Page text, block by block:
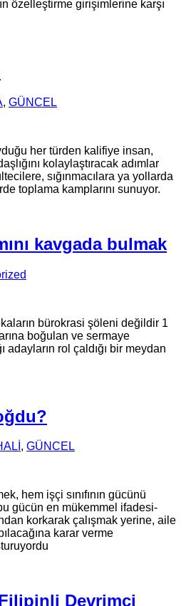
özelleştirme girişimlerine karşı
, GÜNCEL
her türden kalifiye insan,
kolaylaştıracak adımlar
sığınmacılara ya yollarda
toplama kamplarını sunuyor.
kavgada bulmak
bürokrasi şöleni değildir 1
boğulan ve sermaye
adayların rol çaldığı bir meydan
, GÜNCEL
hem işçi sınıfının gücünü
gücün en mükemmel ifadesi-
korkarak çalışmak yerine, aile
karar verme
Devrimci